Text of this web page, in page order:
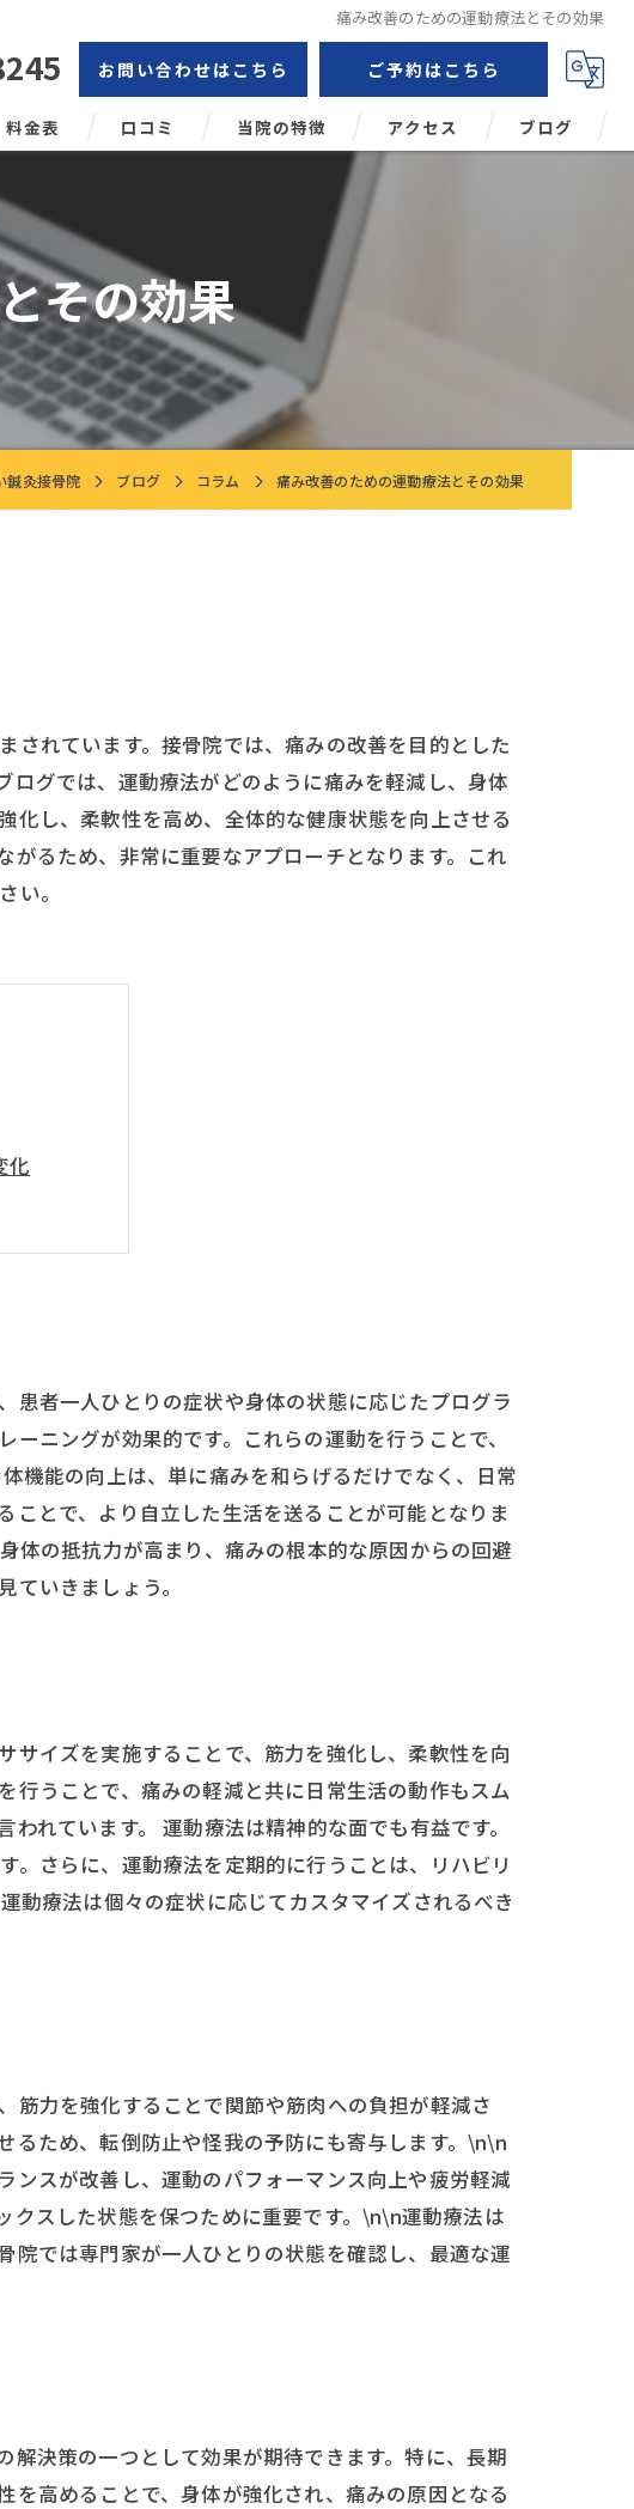
痛み改善のための運動療法とその効果
お問い合わせはこちら ご予約はこちら
料金表 口コミ 当院の特徴
頭痛
腰痛
姿勢矯正
アクセス ブログ
その効果
鍼灸接骨院 ブログ コラム 痛み改善のための運動療法とその効果
されています。接骨院では、痛みの改善を目的とした
グでは、運動療法がどのように痛みを軽減し、身体
化し、柔軟性を高め、全体的な健康状態を向上させる
るため、非常に重要なアプローチとなります。これ
い。
化
タ
患者一人ひとりの症状や身体の状態に応じたプログラ
ニングが効果的です。これらの運動を行うことで、
機能の向上は、単に痛みを和らげるだけでなく、日常
とで、より自立した生活を送ることが可能となりま
体の抵抗力が高まり、痛みの根本的な原因からの回避
いきましょう。
サイズを実施することで、筋力を強化し、柔軟性を向
行うことで、痛みの軽減と共に日常生活の動作もスム
れています。 運動療法は精神的な面でも有益です。
さらに、運動療法を定期的に行うことは、リハビリ
動療法は個々の症状に応じてカスタマイズされるべき
筋力を強化することで関節や筋肉への負担が軽減さ
るため、転倒防止や怪我の予防にも寄与します。\n\n
ンスが改善し、運動のパフォーマンス向上や疲労軽減
クスした状態を保つために重要です。\n\n運動療法は
院では専門家が一人ひとりの状態を確認し、最適な運
決策の一つとして効果が期待できます。特に、長期
高めることで、身体が強化され、痛みの原因となる